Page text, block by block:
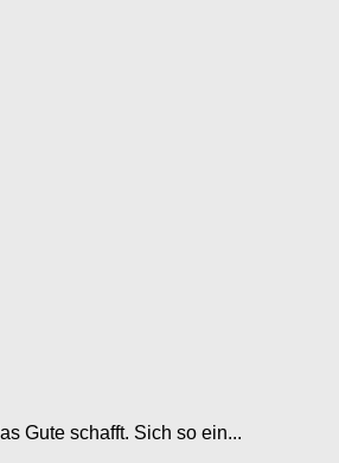
Gute schafft. Sich so ein...